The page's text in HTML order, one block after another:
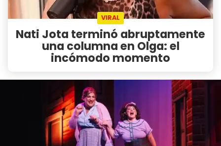
VIRAL
Nati Jota terminó abruptamente
una columna en Olga: el
incómodo momento